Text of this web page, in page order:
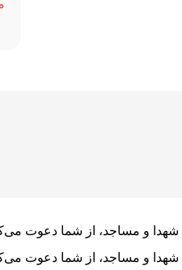
و مساجد، از شما دعوت
و مساجد، از شما دعوت